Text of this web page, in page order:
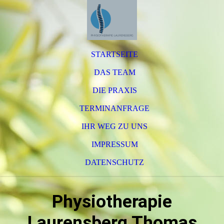
STARTSEITE
DAS TEAM
DIE PRAXIS
TERMINANFRAGE
IHR WEG ZU UNS
IMPRESSUM
DATENSCHUTZ
Physiotherapie